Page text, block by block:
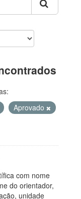
Aprovado
com nome
do orientador,
unidade